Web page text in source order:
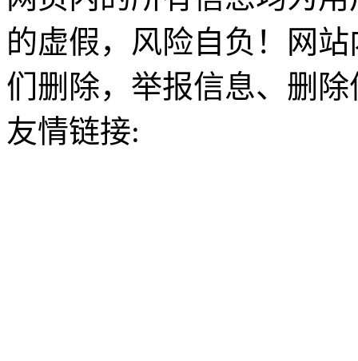
的虚假，风险自负！网
们删除，举报信息、删
友情链接: